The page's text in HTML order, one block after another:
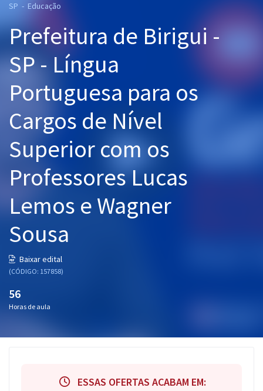
Cursos 20% OFF
Pós
Graduação
OAB
Questões grátis
Aprovados
Atendimento
SP - Educação
Prefeitura de Birigui -
SP - Língua
Portuguesa para os
Cargos de Nível
Superior com os
Professores Lucas
Lemos e Wagner
Sousa
Baixar edital
(CÓDIGO: 157858)
56
Horas de aula
ESSAS OFERTAS ACABAM EM: